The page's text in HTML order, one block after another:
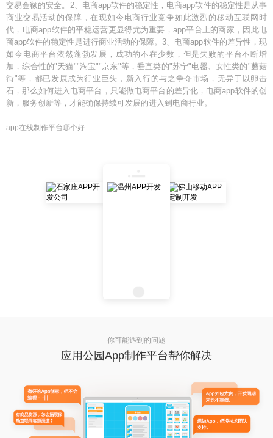
交易金额的安全。2、电商app软件的稳定性，电商app软件的稳定性是从事
商业交易活动的保障，在现如今电商行业竞争如此激烈的移动互联网时
代，电商app软件的平稳运营更显得尤为重要，app平台上的商家，因此电
商app软件的稳定性是进行商业活动的保障。3、电商app软件的差异性，现
如今电商平台依然蓬勃发展，成功的不在少数，但是失败的平台不断增
加，综合性的"天猫""淘宝""京东"等，垂直类的"苏宁"电器、女性类的"蘑菇
街"等，都已发展成为行业巨头，新入行的与之争夺市场，无异于以卵击
石，那么如何进入电商平台，只能做电商平台的差异化，电商app软件的创
新，服务创新等，才能确保持续可发展的进入到电商行业。
app在线制作平台哪个好
你可能遇到的问题
应用公园App制作平台帮你解决